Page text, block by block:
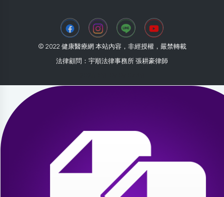
© 2022 健康醫療網 本站內容，非經授權，嚴禁轉載
法律顧問：宇順法律事務所 張耕豪律師